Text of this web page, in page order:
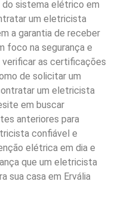
sistema elétrico em
um eletricista
a garantia de receber
foco na segurança e
as certificações
de solicitar um
um eletricista
em buscar
anteriores para
confiável e
elétrica em dia e
que um eletricista
sua casa em Ervália